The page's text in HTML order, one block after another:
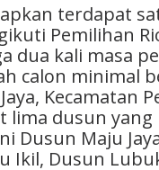
terdapat
Pemilihan
dua kali masa
calon minimal
Kecamatan
lima dusun
Dusun Maju
Ikil, Dusun